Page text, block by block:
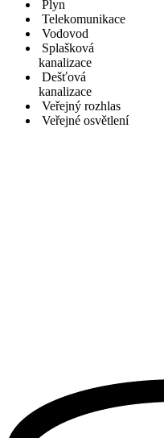
Plyn
Telekomunikace
Vodovod
Splašková
kanalizace
Dešťová
kanalizace
Veřejný rozhlas
Veřejné osvětlení